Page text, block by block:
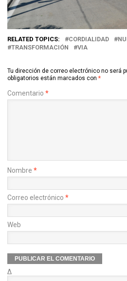
RELATED TOPICS: CORDIALIDAD
TRANSFORMACIÓN
VIA
Tu dirección de correo electrónico no será
obligatorios están marcados con *
Comentario *
Nombre *
Correo electrónico *
Web
Δ